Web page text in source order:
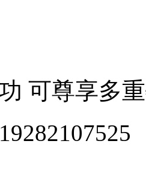
可尊享多